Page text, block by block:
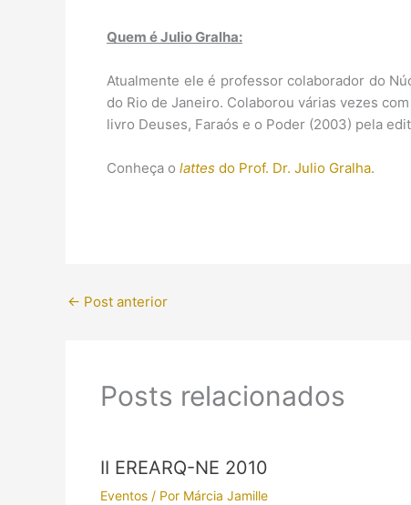
Quem é Julio Gralha:
Atualmente ele é professor colaborador do
do Rio de Janeiro. Colaborou várias vezes
livro Deuses, Faraós e o Poder (2003) pela
Conheça o lattes do Prof. Dr. Julio Gralha.
← Post anterior
Posts relacionados
II EREARQ-NE 2010
Eventos/ Por Márcia Jamille